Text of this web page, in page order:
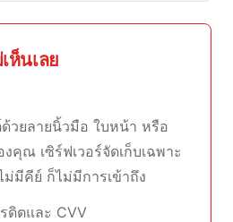
ห็นเลย
ด้วยลายนิ้วมือ ใบหน้า หรือ
คุณ เซิร์ฟเวอร์จัดเก็บเฉพาะ
มีคีย์ ก็ไม่มีการเข้าถึง
ดิตและ CVV